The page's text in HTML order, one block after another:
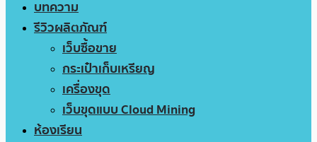
บทความ
รีวิวผลิตภัณฑ์
เว็บซื้อขาย
กระเป๋าเก็บเหรียญ
เครื่องขุด
เว็บขุดแบบ Cloud Mining
ห้องเรียน